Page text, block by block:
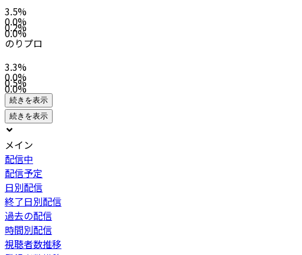
3.5%
0.0%
0.2%
0.0%
のりプロ
3.3%
0.0%
0.5%
0.0%
続きを表示
続きを表示
メイン
配信中
配信予定
日別配信
終了日別配信
過去の配信
時間別配信
視聴者数推移